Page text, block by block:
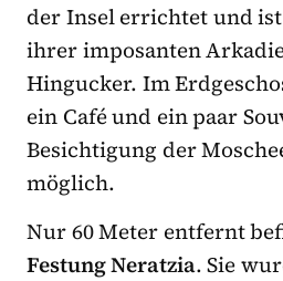
der Insel errichtet und
ihrer imposanten
Hingucker. Im
ein Café und ein paar
Besichtigung der
möglich.
Nur 60 Meter entfernt
Festung Neratzia. Sie